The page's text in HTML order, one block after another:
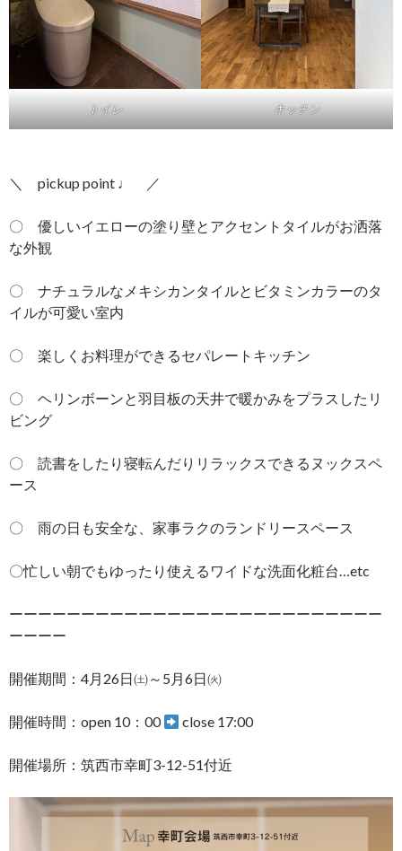
トイレ キッチン
＼ pickup point ♩ ／
〇 優しいイエローの塗り壁とアクセントタイルがお洒落
な外観
〇 ナチュラルなメキシカンタイルとビタミンカラーのタ
イルが可愛い室内
〇 楽しくお料理ができるセパレートキッチン
〇 ヘリンボーンと羽目板の天井で暖かみをプラスしたリ
ビング
〇 読書をしたり寝転んだりリラックスできるヌックスペ
ース
〇 雨の日も安全な、家事ラクのランドリースペース
〇忙しい朝でもゆったり使えるワイドな洗面化粧台…etc
ーーーーーーーーーーーーーーーーーーーーーーーーーー
ーーーー
開催期間：4月26日㈯～5月6日㈫
開催時間：open 10：00 close 17:00
開催場所：筑西市幸町3-12-51付近